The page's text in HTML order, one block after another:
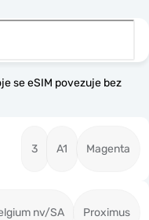
se eSIM povezuje bez
3 A1 Magenta
nv/SA Proximus